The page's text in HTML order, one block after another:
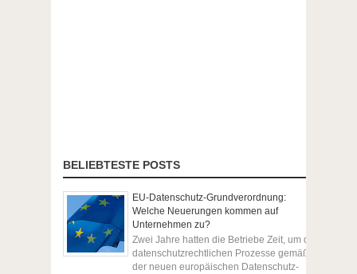
BELIEBTESTE POSTS
EU-Datenschutz-Grundverordnung:
Welche Neuerungen kommen auf
Unternehmen zu?
Zwei Jahre hatten die Betriebe Zeit, um die
datenschutzrechtlichen Prozesse gemäß
der neuen europäischen Datenschutz-